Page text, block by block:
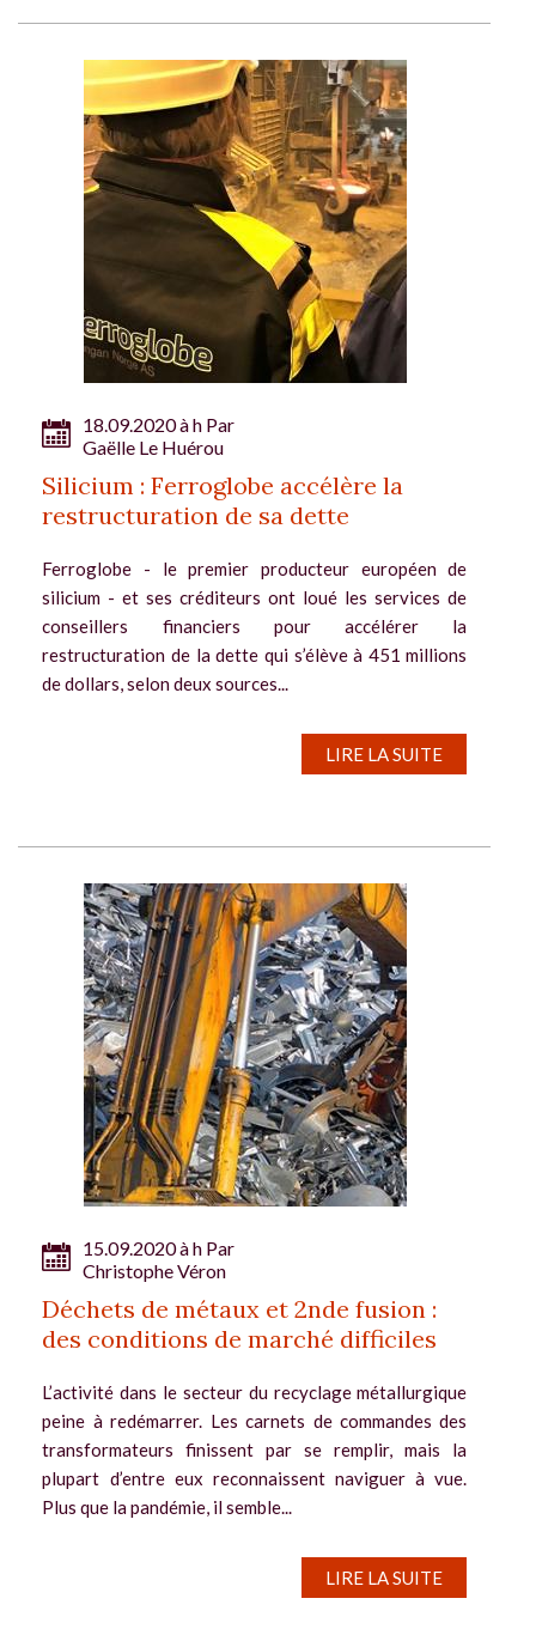
18.09.2020 à h Par
Gaëlle Le Huérou
Silicium : Ferroglobe accélère la
restructuration de sa dette
Ferroglobe - le premier producteur européen de
silicium - et ses créditeurs ont loué les services de
conseillers financiers pour accélérer la
restructuration de la dette qui s’élève à 451 millions
de dollars, selon deux sources...
15.09.2020 à h Par
Christophe Véron
Déchets de métaux et 2nde fusion :
des conditions de marché difficiles
L’activité dans le secteur du recyclage métallurgique
peine à redémarrer. Les carnets de commandes des
transformateurs finissent par se remplir, mais la
plupart d’entre eux reconnaissent naviguer à vue.
Plus que la pandémie, il semble...